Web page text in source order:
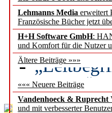
Lehmanns Media erweitert
Französische Bücher jetzt
H+H Software GmbH:
und Komfort für die Nutzer
Ältere Beiträge »»»
««« Neuere Beiträge
Vandenhoeck & Ruprecht
und mit verbesserter
besser zu
des